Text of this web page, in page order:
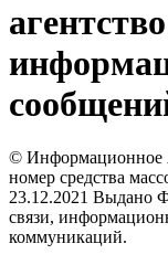
агентство
© Информационное
номер средства
23.12.2021 Выдано
связи,
коммуникаций.